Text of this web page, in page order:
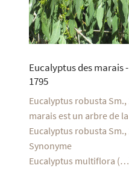
Eucalyptus des marais -
1795
Eucalyptus robusta Sm.,
marais est un arbre de
Eucalyptus robusta
Synonyme
Eucalyptus multiflora